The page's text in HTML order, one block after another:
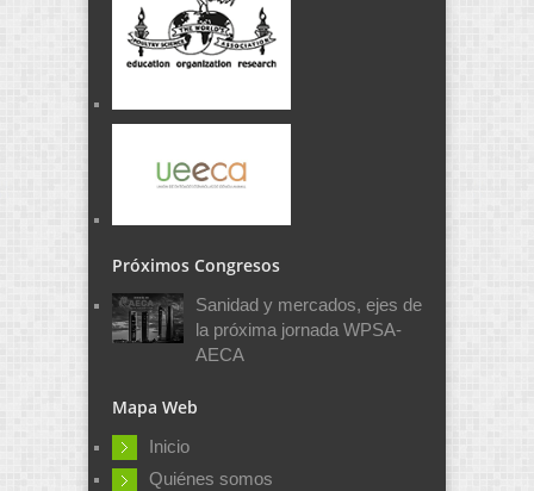
Próximos Congresos
Sanidad y mercados, ejes de
la próxima jornada WPSA-
AECA
Mapa Web
Inicio
Quiénes somos